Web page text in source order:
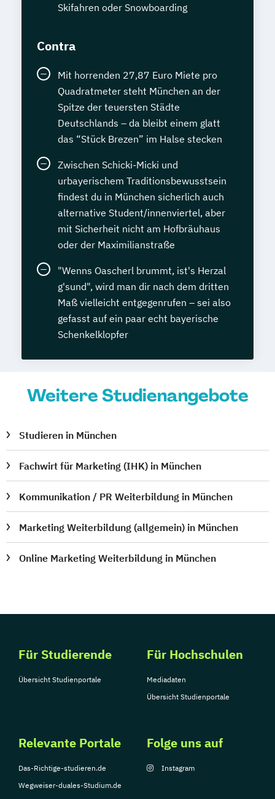
Skifahren oder Snowboarding
Contra
Mit horrenden 27,87 Euro Miete pro
Quadratmeter steht München an der
Spitze der teuersten Städte
Deutschlands – da bleibt einem glatt
das “Stück Brezen” im Halse stecken
Zwischen Schicki-Micki und
urbayerischem Traditionsbewusstsein
findest du in München sicherlich auch
alternative Student/innenviertel, aber
mit Sicherheit nicht am Hofbräuhaus
oder der Maximilianstraße
"Wenns Oascherl brummt, ist's Herzal
g'sund", wird man dir nach dem dritten
Maß vielleicht entgegenrufen – sei also
gefasst auf ein paar echt bayerische
Schenkelklopfer
Weitere Studienangebote
Studieren in München
Fachwirt für Marketing (IHK) in München
Kommunikation / PR Weiterbildung in München
Marketing Weiterbildung (allgemein) in München
Online Marketing Weiterbildung in München
Für Studierende
Übersicht Studienportale
Für Hochschulen
Mediadaten
Übersicht Studienportale
Relevante Portale
Das-Richtige-studieren.de
Wegweiser-duales-Studium.de
Folge uns auf
Instagram